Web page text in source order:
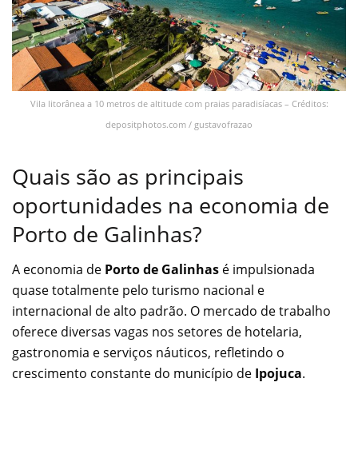
Vila litorânea a 10 metros de altitude com praias paradisíacas – Créditos:
depositphotos.com / gustavofrazao
Quais são as principais
oportunidades na economia de
Porto de Galinhas?
A economia de Porto de Galinhas é impulsionada
quase totalmente pelo turismo nacional e
internacional de alto padrão. O mercado de trabalho
oferece diversas vagas nos setores de hotelaria,
gastronomia e serviços náuticos, refletindo o
crescimento constante do município de Ipojuca.